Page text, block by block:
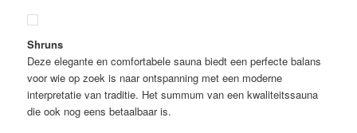
Shruns
Deze elegante en comfortabele sauna biedt een perfecte balans
voor wie op zoek is naar ontspanning met een moderne
interpretatie van traditie. Het summum van een kwaliteitssauna
die ook nog eens betaalbaar is.